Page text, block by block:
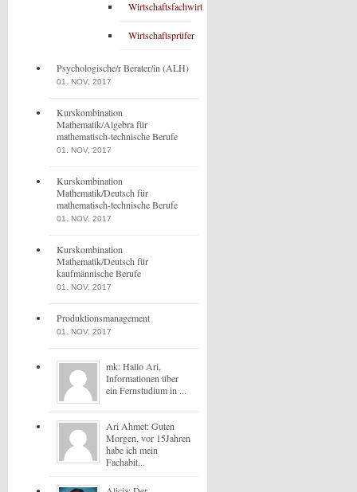
Wirtschaftsfachwirt
Wirtschaftsprüfer
Psychologische/r Berater/in (ALH)
01. NOV, 2017
Kurskombination
Mathematik/Algebra für
mathematisch-technische Berufe
01. NOV, 2017
Kurskombination
Mathematik/Deutsch für
mathematisch-technische Berufe
01. NOV, 2017
Kurskombination
Mathematik/Deutsch für
kaufmännische Berufe
01. NOV, 2017
Produktionsmanagement
01. NOV, 2017
mk: Hallo Ari,
Informationen über
ein Fernstudium in ...
Ari Ahmet: Guten
Morgen, vor 15Jahren
habe ich mein
Fachabit...